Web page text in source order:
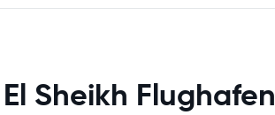
Sheikh Flughafen